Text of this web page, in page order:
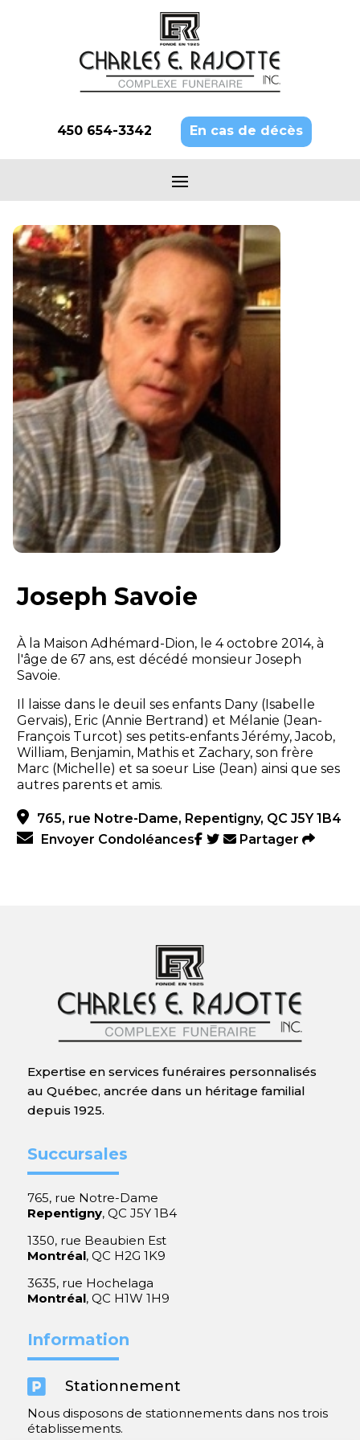
450 654-3342 En cas de décès
Joseph Savoie
À la Maison Adhémard-Dion, le 4 octobre 2014, à
l'âge de 67 ans, est décédé monsieur Joseph
Savoie.
Il laisse dans le deuil ses enfants Dany (Isabelle
Gervais), Eric (Annie Bertrand) et Mélanie (Jean-
François Turcot) ses petits-enfants Jérémy, Jacob,
William, Benjamin, Mathis et Zachary, son frère
Marc (Michelle) et sa soeur Lise (Jean) ainsi que ses
autres parents et amis.
765, rue Notre-Dame, Repentigny, QC J5Y 1B4
Envoyer Condoléances
Partager
Expertise en services funéraires personnalisés
au Québec, ancrée dans un héritage familial
depuis 1925.
Succursales
765, rue Notre-Dame
Repentigny, QC J5Y 1B4
1350, rue Beaubien Est
Montréal, QC H2G 1K9
3635, rue Hochelaga
Montréal, QC H1W 1H9
Information
 Stationnement
Nous disposons de stationnements dans nos trois
établissements.